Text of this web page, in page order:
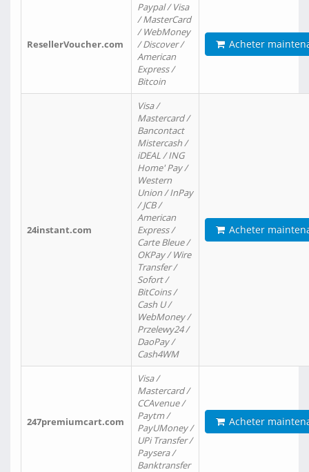
ResellerVoucher.com
Paypal / Visa
/ MasterCard
/ WebMoney
/ Discover /
American
Express /
Bitcoin
Acheter
24instant.com
Visa /
Mastercard /
Bancontact
Mistercash /
iDEAL / ING
Home' Pay /
Western
Union / InPay
/ JCB /
American
Express /
Carte Bleue /
OKPay / Wire
Transfer /
Sofort /
BitCoins /
Cash U /
WebMoney /
Przelewy24 /
DaoPay /
Cash4WM
Acheter
247premiumcart.com
Visa /
Mastercard /
CCAvenue /
Paytm /
PayUMoney /
UPi Transfer /
Paysera /
Banktransfer
Acheter